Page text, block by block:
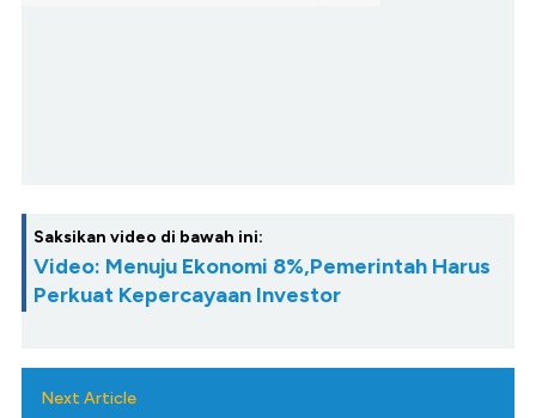
Saksikan video di bawah ini:
Video: Menuju Ekonomi 8%,Pemerintah Harus
Perkuat Kepercayaan Investor
Next Article